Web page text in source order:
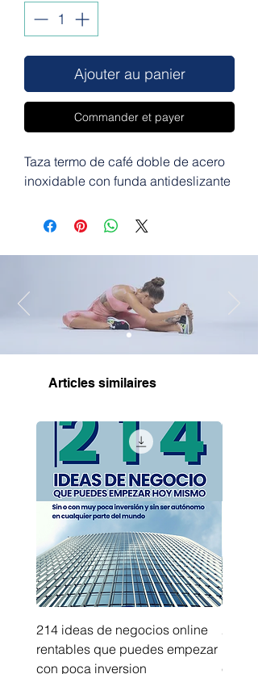
Ajouter au panier
Commander et payer
Taza termo de café doble de acero
inoxidable con funda antideslizante
Articles similaires
214 ideas de negocios online
rentables que puedes empezar
con poca inversion
214